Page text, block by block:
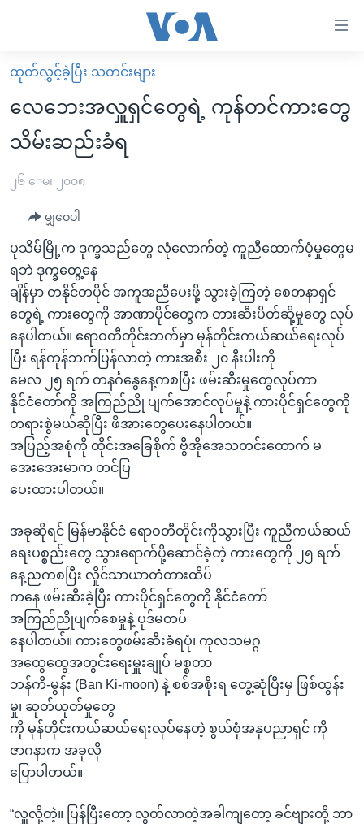
လွယ်ကူ
စေ
သည့်
များ
အကြောင်းအရာ
ကျော်
ကြည့်
ပင်မ
အ
ညွန်း
စာမျက်နှာ
ကျော်
နေရာ
ကျော်
မူလစာမျက်နှာ
မြန်မာ
ကမ္ဘာ့သတင်းများ
အစ္စရေး-ပါလက်စတိုင်း
ဗွီဒီယို
ရပ်ဝန်းတခု လမ်းတခု အလွန်
အင်္ဂလိပ်စာလေ့လာမယ်
အမေရိကန်သုံးအီဒီယံ
မကြေးမုံရဲ့ အင်္ဂလိပ်စာ
ရုပ်ရှင်ထဲက အင်္ဂလိပ်စာ
သုတပဒေသာ အင်္ဂလိပ်စာ
အပတ်စဉ်ကဏ္ဍများ
ရေဒီယို
တီဗွီ
ရေဒီယိုနှင့်ရုပ်သံ အချက်အလက်များ
ရေဒီယို/တီဗွီအစီအစဉ်
Learning English
ဗွီအိုအေ လူမှုကွန်ယက်များ
ထုတ်လွှင့်ခဲ့ပြီး သတင်းများ
လေဘေးအလှူရှင်တွေရဲ့ ကုန်တင်ကားတွေ
သိမ်းဆည်းခံရ
၂၆ ေမ၊ ၂၀၀၈
မျှဝေပါ
ပုသိမ်မြို့က ဒုက္ခသည်တွေ လုံလောက်တဲ့ ကူညီထောက်ပံ့မှုတွေမ
ရဘဲ ဒုက္ခတွေ့နေ
ချိန်မှာ တနိုင်တပိုင် အကူအညီပေးဖို့ သွားခဲ့ကြတဲ့ စေတနာရှင်
တွေရဲ့ ကားတွေကို အာဏာပိုင်တွေက တားဆီးပိတ်ဆို့မှုတွေ လုပ်
နေပါတယ်။ ဧရာဝတီတိုင်းဘက်မှာ မုန်တိုင်းကယ်ဆယ်ရေးလုပ်
ပြီး ရန်ကုန်ဘက်ပြန်လာတဲ့ ကားအစီး ၂၀ နီးပါးကို
မေလ ၂၅ ရက် တနင်္ဂနွေနေ့ကစပြီး ဖမ်းဆီးမှုတွေလုပ်ကာ
နိုင်ငံတော်ကို အကြည်ညို ပျက်အောင်လုပ်မှုနဲ့ ကားပိုင်ရှင်တွေကို
တရားစွဲမယ်ဆိုပြီး ဖိအားတွေပေးနေပါတယ်။
အပြည့်အစုံကို ထိုင်းအခြေစိုက် ဗွီအိုအေသတင်းထောက် မ
အေးအေးမာက တင်ပြ
ပေးထားပါတယ်။
အခုဆိုရင် မြန်မာနိုင်ငံ ဧရာဝတီတိုင်းကိုသွားပြီး ကူညီကယ်ဆယ်
ရေးပစ္စည်းတွေ သွားရောက်ပို့ဆောင်ခဲ့တဲ့ ကားတွေကို ၂၅ ရက်
နေ့ညကစပြီး လှိုင်သာယာတံတားထိပ်
ကနေ ဖမ်းဆီးခဲ့ပြီး ကားပိုင်ရှင်တွေကို နိုင်ငံတော်
အကြည်ညိုပျက်စေမှုနဲ့ ပုဒ်မတပ်
နေပါတယ်။ ကားတွေဖမ်းဆီးခံရပုံ၊ ကုလသမဂ္ဂ
အထွေထွေအတွင်းရေးမှူးချုပ် မစ္စတာ
ဘန်ကီ-မွန်း (Ban Ki-moon) နဲ့ စစ်အစိုးရ တွေ့ဆုံပြီးမှ ဖြစ်ထွန်း
မှု၊ ဆုတ်ယုတ်မှုတွေ
ကို မုန်တိုင်းကယ်ဆယ်ရေးလုပ်နေတဲ့ စွယ်စုံအနုပညာရှင် ကို
ဇာဂနာက အခုလို
ပြောပါတယ်။
“လှူလို့တဲ့။ ပြန်ပြီးတော့ လွတ်လာတဲ့အခါကျတော့ ခင်ဗျားတို့ ဘာ